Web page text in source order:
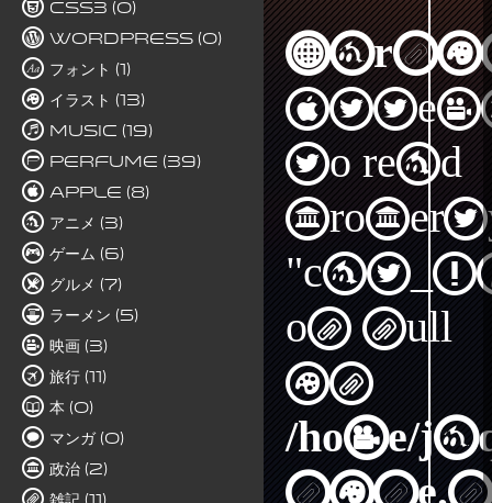
CSS3 (0)
WordPress (0)
フォント (1)
イラスト (13)
Music (19)
Perfume (39)
Apple (8)
アニメ (3)
ゲーム (6)
グルメ (7)
ラーメン (5)
映画 (3)
旅行 (11)
本 (0)
マンガ (0)
政治 (2)
to read
on null
in
/home/